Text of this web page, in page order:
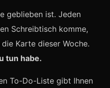
geblieben ist. Jeden
Schreibtisch komme,
Karte dieser Woche.
tun habe.
To-Do-Liste gibt Ihnen